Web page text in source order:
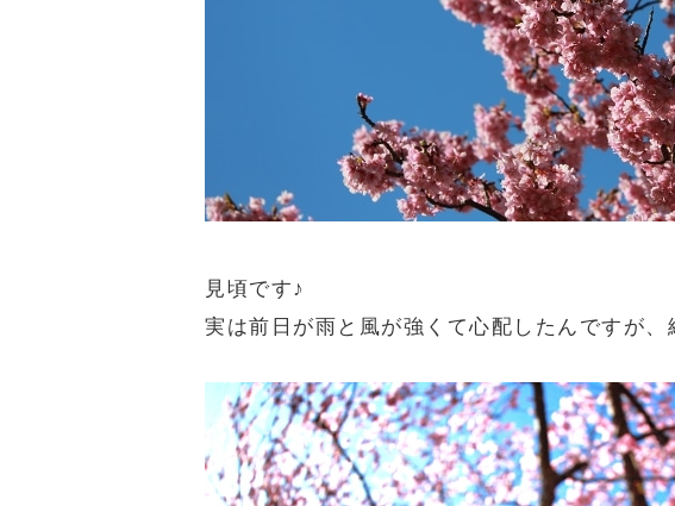
見頃です♪
実は前日が雨と風が強くて心配したんですが、